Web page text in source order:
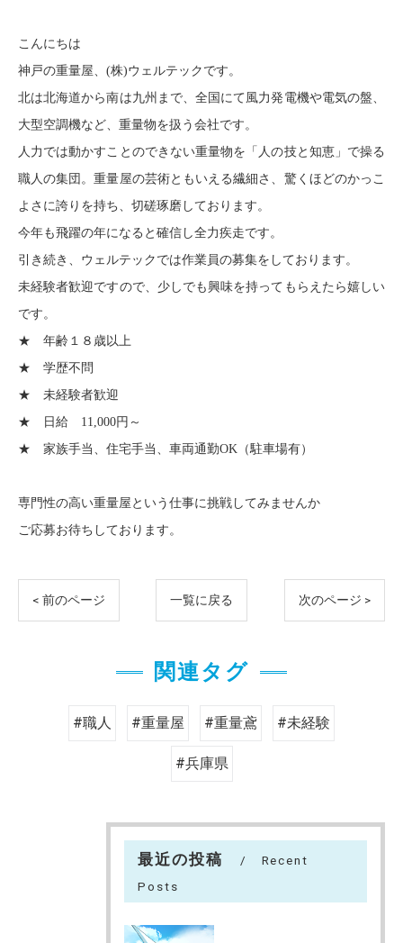
こんにちは
神戸の重量屋、(株)ウェルテックです。
北は北海道から南は九州まで、全国にて風力発電機や電気の盤、
大型空調機など、重量物を扱う会社です。
人力では動かすことのできない重量物を「人の技と知恵」で操る
職人の集団。重量屋の芸術ともいえる繊細さ、驚くほどのかっこ
よさに誇りを持ち、切磋琢磨しております。
今年も飛躍の年になると確信し全力疾走です。
引き続き、ウェルテックでは作業員の募集をしております。
未経験者歓迎ですので、少しでも興味を持ってもらえたら嬉しい
です。
★ 年齢１８歳以上
★ 学歴不問
★ 未経験者歓迎
★ 日給 11,000円～
★ 家族手当、住宅手当、車両通勤OK（駐車場有）
専門性の高い重量屋という仕事に挑戦してみませんか
ご応募お待ちしております。
< 前のページ 一覧に戻る 次のページ >
関連タグ
#職人 #重量屋 #重量鳶 #未経験
#兵庫県
最近の投稿
Recent
Posts